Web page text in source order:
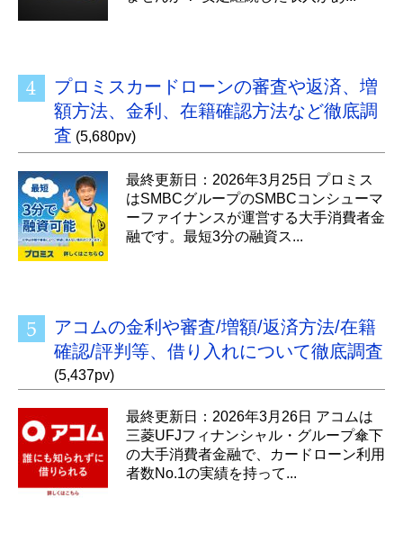
プロミスカードローンの審査や返済、増
額方法、金利、在籍確認方法など徹底調
査 (5,680pv)
最終更新日：2026年3月25日 プロミス
はSMBCグループのSMBCコンシューマ
ーファイナンスが運営する大手消費者金
融です。最短3分の融資ス...
アコムの金利や審査/増額/返済方法/在籍
確認/評判等、借り入れについて徹底調査
(5,437pv)
最終更新日：2026年3月26日 アコムは
三菱UFJフィナンシャル・グループ傘下
の大手消費者金融で、カードローン利用
者数No.1の実績を持って...